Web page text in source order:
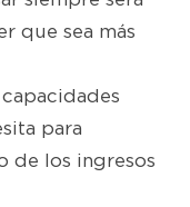
que sea más
capacidades
para
de los ingresos